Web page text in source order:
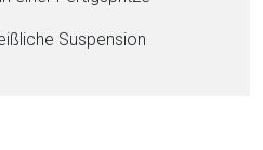
Suspension